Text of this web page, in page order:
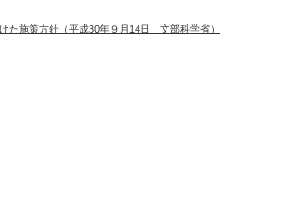
た施策方針（平成30年９月14日 文部科学省）​